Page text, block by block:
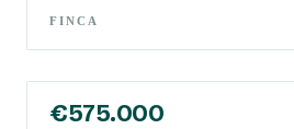
FINCA
€575.000